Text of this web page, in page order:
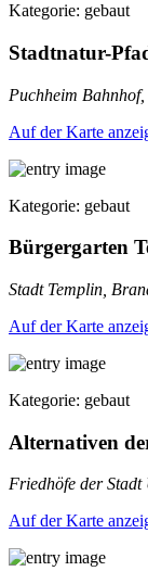
Kategorie: gebaut
Stadtnatur-
Puchheim
Auf der Karte
Kategorie: gebaut
Bürgergarten
Stadt Templin,
Auf der Karte
Kategorie: gebaut
Alternativen
Friedhöfe der
Auf der Karte